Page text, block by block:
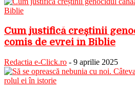
Cum justifică creștinii
comis de evrei în Biblie
Redactia e-Click.ro - 9 aprilie 2025